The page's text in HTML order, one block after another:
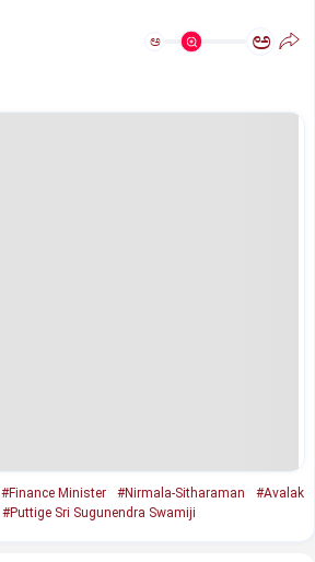
ಅ ಅ
#Finance Minister #Nirmala-Sitharaman
#Avalak
#Puttige Sri Sugunendra Swamiji